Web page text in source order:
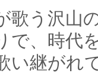
歌う沢山
で、時代
い継がれ